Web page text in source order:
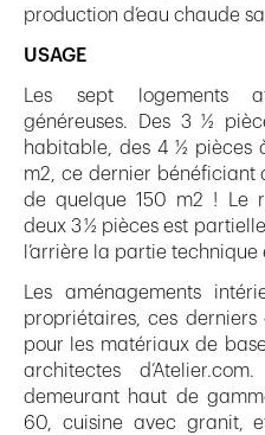
production d’eau chaude
USAGE
Les sept logements
généreuses. Des 3 ½
habitable, des 4 ½ pièces
m2, ce dernier bénéficiant
de quelque 150 m2 ! Le
deux 3 ½ pièces est
l’arrière la partie technique
Les aménagements
propriétaires, ces
pour les matériaux de
architectes
demeurant haut de
60, cuisine avec granit,